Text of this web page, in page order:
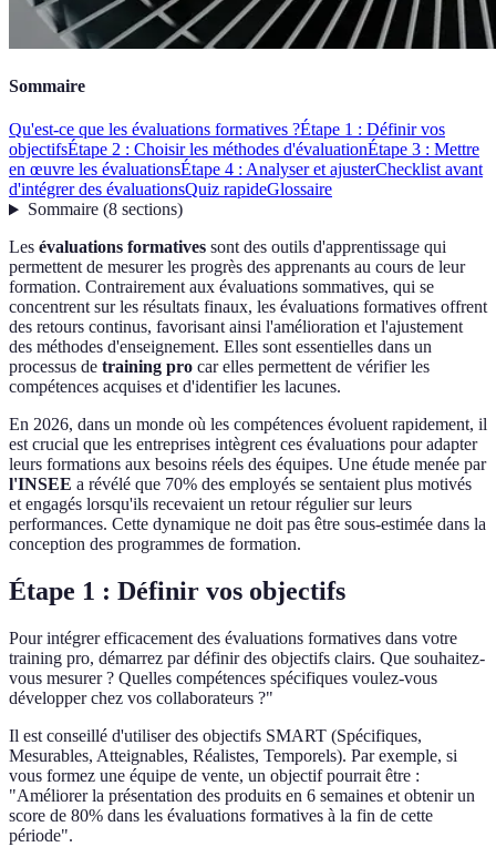
Sommaire
Qu'est-ce que les évaluations formatives ?Étape 1 : Définir vos
objectifsÉtape 2 : Choisir les méthodes d'évaluationÉtape 3 : Mettre
en œuvre les évaluationsÉtape 4 : Analyser et ajusterChecklist avant
d'intégrer des évaluationsQuiz rapideGlossaire
Sommaire(8 sections)
Les évaluations formatives sont des outils d'apprentissage qui
permettent de mesurer les progrès des apprenants au cours de leur
formation. Contrairement aux évaluations sommatives, qui se
concentrent sur les résultats finaux, les évaluations formatives offrent
des retours continus, favorisant ainsi l'amélioration et l'ajustement
des méthodes d'enseignement. Elles sont essentielles dans un
processus de training pro car elles permettent de vérifier les
compétences acquises et d'identifier les lacunes.
En 2026, dans un monde où les compétences évoluent rapidement, il
est crucial que les entreprises intègrent ces évaluations pour adapter
leurs formations aux besoins réels des équipes. Une étude menée par
l'INSEE a révélé que 70% des employés se sentaient plus motivés
et engagés lorsqu'ils recevaient un retour régulier sur leurs
performances. Cette dynamique ne doit pas être sous-estimée dans la
conception des programmes de formation.
Étape 1 : Définir vos objectifs
Pour intégrer efficacement des évaluations formatives dans votre
training pro, démarrez par définir des objectifs clairs. Que souhaitez-
vous mesurer ? Quelles compétences spécifiques voulez-vous
développer chez vos collaborateurs ?"
Il est conseillé d'utiliser des objectifs SMART (Spécifiques,
Mesurables, Atteignables, Réalistes, Temporels). Par exemple, si
vous formez une équipe de vente, un objectif pourrait être :
"Améliorer la présentation des produits en 6 semaines et obtenir un
score de 80% dans les évaluations formatives à la fin de cette
période".